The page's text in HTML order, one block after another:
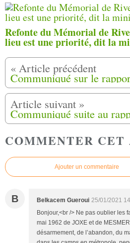
Refonte du Mémorial de
lieu est une priorité, dit la
COMMENTER
Ajouter un commentaire
B Belkacem Gueroui 25/01/2021
Bonjour,<br /> Ne pas oublier les
mai 1962 de JOXE et de
désarmement, de l’abandon, du